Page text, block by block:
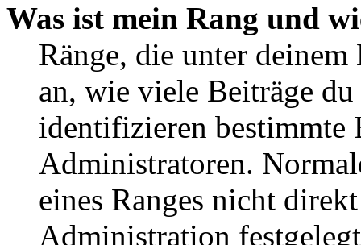
Was ist mein Rang und
Ränge, die unter deinem
an, wie viele Beiträge
identifizieren bestimmte
Administratoren.
eines Ranges nicht
Administration